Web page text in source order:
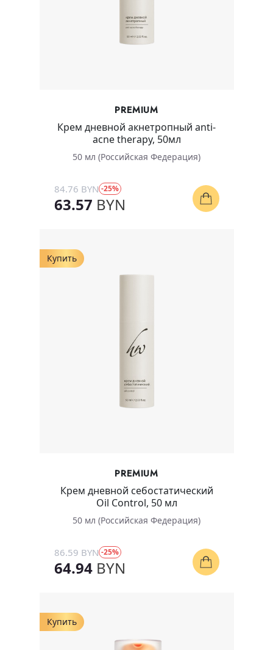
PREMIUM
Крем дневной акнетропный anti-
acne therapy, 50мл
50 мл (Российская Федерация)
84.76 BYN -25%
63.57 BYN
Купить
PREMIUM
Крем дневной себостатический
Oil Control, 50 мл
50 мл (Российская Федерация)
86.59 BYN -25%
64.94 BYN
Купить